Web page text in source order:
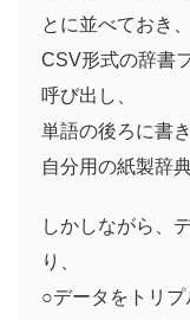
とに並べておき、
CSV形式の辞書
呼び出し、
単語の後ろに書
自分用の紙製辞
しかしながら、
り、
○データをトリ